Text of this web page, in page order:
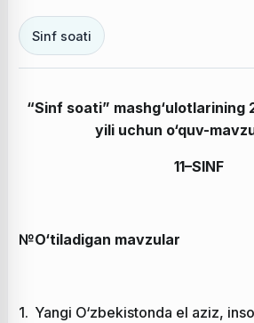
Sinf soati
“Sinf soati” mashg‘ulotlarining
yili uchun o‘quv-
11–SINF
№O‘tiladigan mavzular
1. Yangi O‘zbekistonda el aziz,